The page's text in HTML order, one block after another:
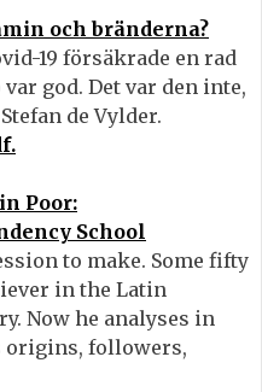
och bränderna?
19 försäkrade en rad
god. Det var den inte,
de Vylder.
Poor:
School
to make. Some fifty
in the Latin
Now he analyses in
origins, followers,